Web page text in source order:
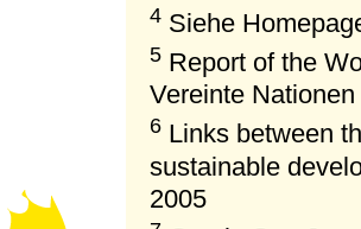
4 Siehe
5 Report of the
Vereinte
6 Links between
sustainable
2005